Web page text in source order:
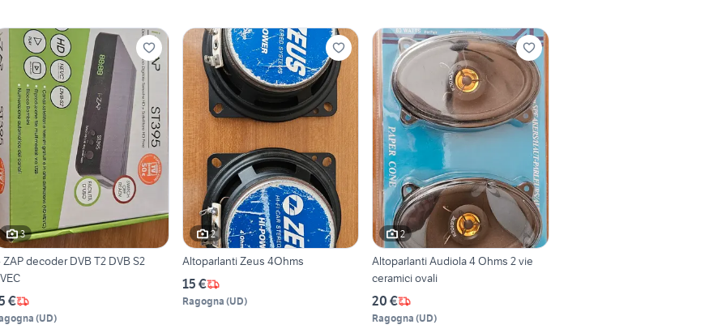
3
decoder DVB T2 DVB S2
€
(UD)
2
Altoparlanti Zeus 4Ohms
15 €
Ragogna (UD)
2
Altoparlanti Audiola 4 Ohms 2 vie
ceramici ovali
20 €
Ragogna (UD)